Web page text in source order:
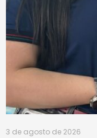
3 de agosto de 2026